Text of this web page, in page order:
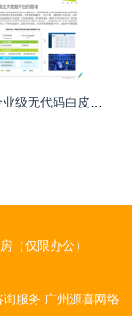
（仅限办公）
询服务 广州源喜网络